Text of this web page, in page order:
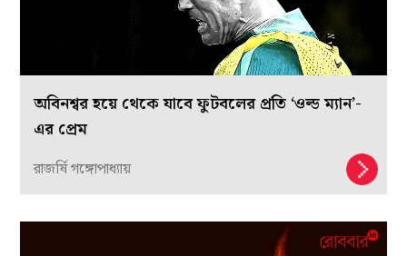
অবিনশ্বর হয়ে থেকে যাবে ফুটবলের প্রতি ‘ওল্ড ম্যান’-
এর প্রেম
রাজর্ষি গঙ্গোপাধ্যায়